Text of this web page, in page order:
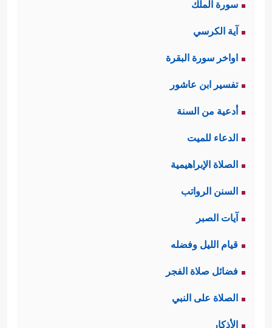
سورة الملك
آية الكرسي
اواخر سورة البقرة
تفسير ابن عاشور
أدعية من السنة
الدعاء للميت
الصلاة الإبراهيمية
السنن الرواتب
آيات الصبر
قيام الليل وفضله
فضائل صلاة الفجر
الصلاة على النبي
الأذكار